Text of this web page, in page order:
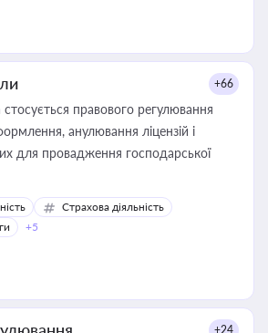
+66
стосується правового регулювання
анулювання ліцензій і
для провадження господарської
Страхова діяльність
+5
+24